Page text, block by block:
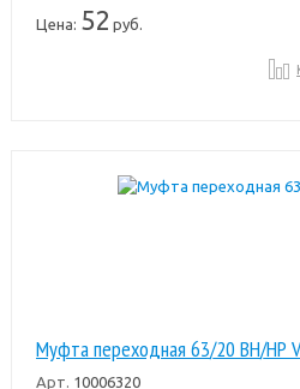
Цена: 52 руб.
Муфта переходная 63/20 ВН/НР
Арт. 10006320